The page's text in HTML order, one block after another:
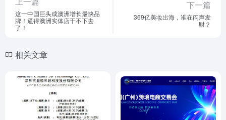
这一中国巨头成澳洲增长最快品
牌！逼得澳洲实体店干不下去
了！
下一篇
369亿美妆出海，谁在闷声发
财？
相关文章